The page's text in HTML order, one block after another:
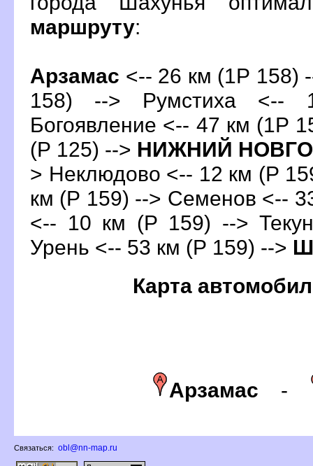
маршруту:
Арзамас <-- 26 км (1Р 158)
158) --> Румстиха
Богоявление <-- 47 км (1Р
(Р 125) --> НИЖНИЙ
> Неклюдово <-- 12 км (Р
км (Р 159) --> Семенов <--
<-- 10 км (Р 159) -->
Урень <-- 53 км (Р 159) -->
Карта
Арзамас -
Связаться: obl@nn-map.ru